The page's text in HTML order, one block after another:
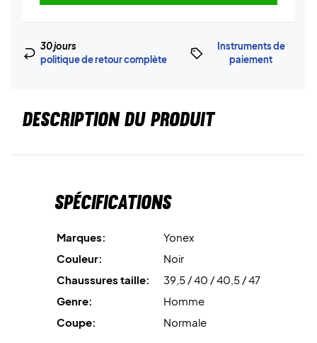
30 jours
politique de retour complète
Instruments de
paiement
DESCRIPTION DU PRODUIT
Spécifications
Marques:
Yonex
Couleur:
Noir
Chaussures taille:
39,5 / 40 / 40,5 / 47
Genre:
Homme
Coupe:
Normale